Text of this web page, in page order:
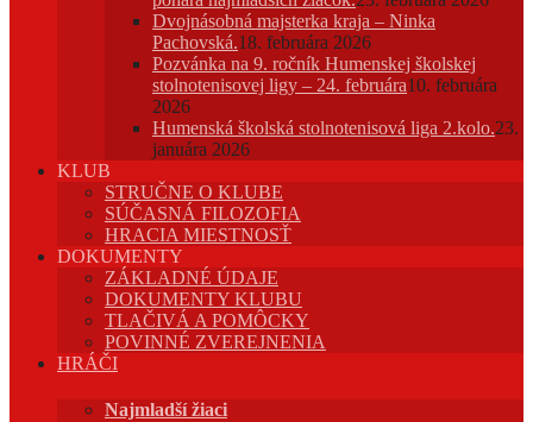
Dvojnásobná majsterka kraja – Ninka
Pachovská.18. februára 2026
Pozvánka na 9. ročník Humenskej školskej
stolnotenisovej ligy – 24. februára10. februára
2026
Humenská školská stolnotenisová liga 2.kolo.23.
januára 2026
KLUB
STRUČNE O KLUBE
SÚČASNÁ FILOZOFIA
HRACIA MIESTNOSŤ
DOKUMENTY
ZÁKLADNÉ ÚDAJE
DOKUMENTY KLUBU
TLAČIVÁ A POMÔCKY
POVINNÉ ZVEREJNENIA
HRÁČI
Najmladší žiaci